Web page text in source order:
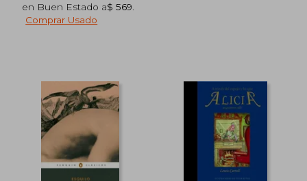
45%
dcto. $ 3.501
50%
dcto.
en Buen Estado a$ 569
Comprar Usado